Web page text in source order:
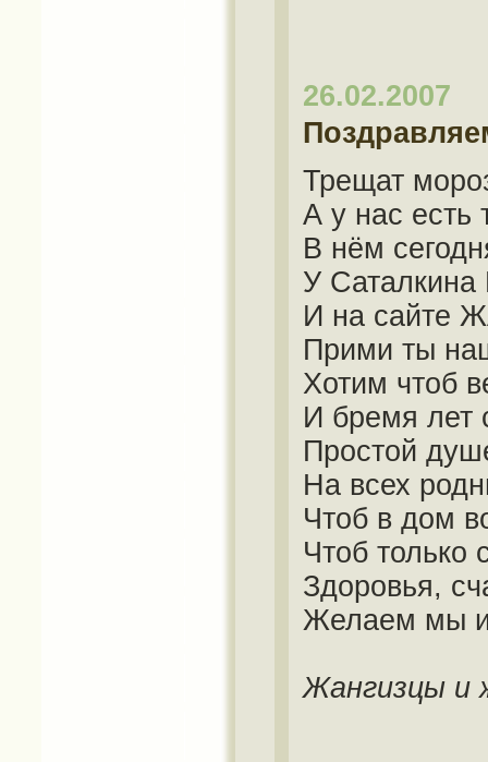
26.02.2007
Трещат
А у нас есть
В нём
У
И на сайте
Прими ты
Хотим чтоб
И бремя лет
Простой
На всех
Чтоб в дом
Чтоб только
Здоровья,
Желаем мы и
Жангизцы и